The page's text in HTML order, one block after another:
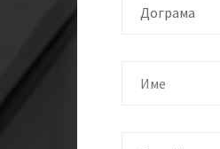
Дограма